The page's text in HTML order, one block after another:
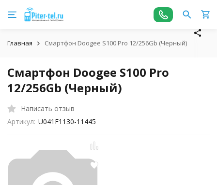
Главная Смартфон Doogee S100 Pro 12/256Gb (Черный)
Смартфон Doogee S100 Pro
12/256Gb (Черный)
Написать отзыв
Артикул: U041F1130-11445